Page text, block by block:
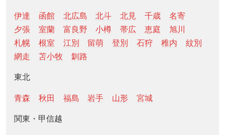
伊達 函館 北広島 北斗 北見 千歳
名寄
夕張
室蘭 富良野 小樽 帯広 恵庭
旭川
札幌
根室 江別 留萌 登別 石狩 稚内
紋別
網走
苫小牧 釧路
東北
青森 秋田 福島 岩手 山形 宮城
関東・甲信越